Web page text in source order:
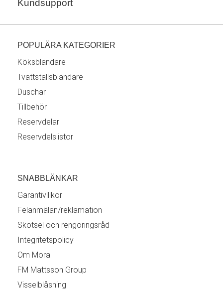
Kundsupport
POPULÄRA KATEGORIER
Köksblandare
Tvättställsblandare
Duschar
Tillbehör
Reservdelar
Reservdelslistor
SNABBLÄNKAR
Garantivillkor
Felanmälan/reklamation
Skötsel och rengöringsråd
Integritetspolicy
Om Mora
FM Mattsson Group
Visselblåsning